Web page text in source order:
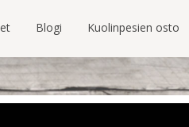
Blogi Kuolinpesien osto